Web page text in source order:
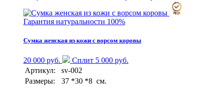
Гарантия натуральности 100%
Сумка женская из кожи с ворсом коровы
20 000 руб.
Сплит 5 000 руб.
Артикул:
sv-002
Размеры:
37 *30 *8 см.